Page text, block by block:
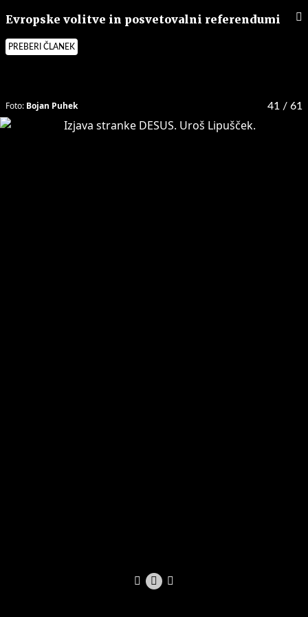
Evropske volitve in posvetovalni referendumi
PREBERI ČLANEK
41 / 61
Foto: Bojan Puhek